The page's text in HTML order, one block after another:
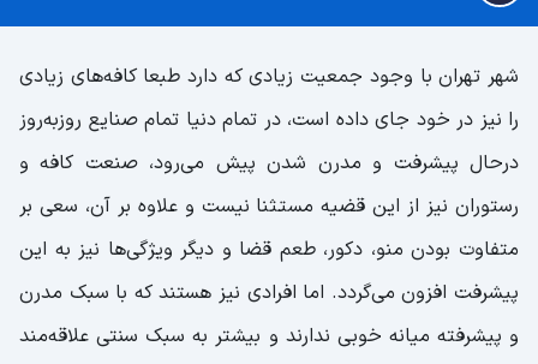
شهر تهران با وجود جمعیت زیادی که دارد طبعا کافه‌های زیادی
را نیز در خود جای داده است، در تمام دنیا تمام صنایع روزبه‌روز
درحال پیشرفت و مدرن شدن پیش می‌رود، صنعت کافه و
رستوران نیز از این قضیه مستثنا نیست و علاوه بر آن، سعی بر
متفاوت بودن منو، دکور، طعم قضا و دیگر ویژگی‌ها نیز به این
پیشرفت افزون می‌گردد. اما افرادی نیز هستند که با سبک مدرن
و پیشرفته میانه خوبی ندارند و بیشتر به سبک سنتی علاقه‌مند